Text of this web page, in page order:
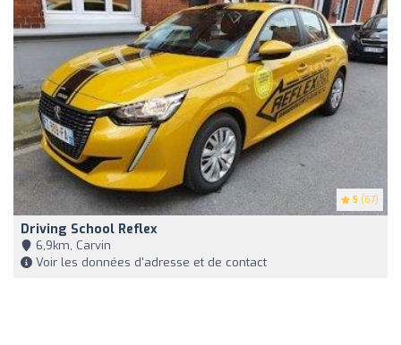
5 (67)
Driving School Reflex
6,9km, Carvin
Voir les données d'adresse et de contact